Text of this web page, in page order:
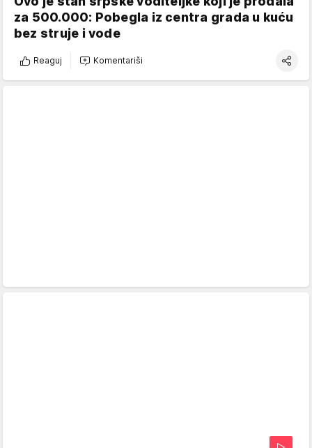
za 500.000: Pobegla iz centra grada u kuću
bez struje i vode
Reaguj Komentariši